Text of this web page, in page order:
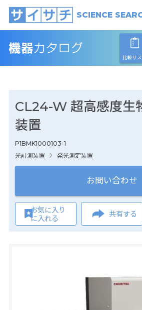
SCIENCE
比較リス
CL24-W 超高感度生
装置
P1BMK1000103-1
光計測装置
発光測定装置
お問い合わせ
お気に入り
に入れる
共有する